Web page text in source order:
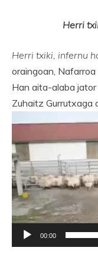
Herri
Herri txiki, infernu
oraingoan, Nafarroa
Han aita-alaba
Zuhaitz Gurrutxaga
00:00